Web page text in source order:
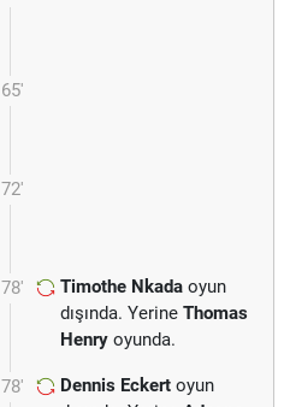
65'
72'
78' Timothe Nkada oyun
dışında. Yerine Thomas
Henry oyunda.
78' Dennis Eckert oyun